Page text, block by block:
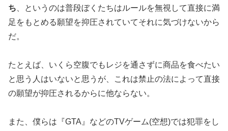
ち 、というのは普段ぼくたちはルールを無視して直接に満
足をもとめる願望を抑圧されていてそれに気づけないから
だ。
たとえば、いくら空腹でもレジを通さずに商品を食べたい
と思う人はいないと思うが、これは禁止の法によって直接
の願望が抑圧されるからに他ならない。
また、僕らは『GTA』などのTVゲーム(空想)では犯罪をし